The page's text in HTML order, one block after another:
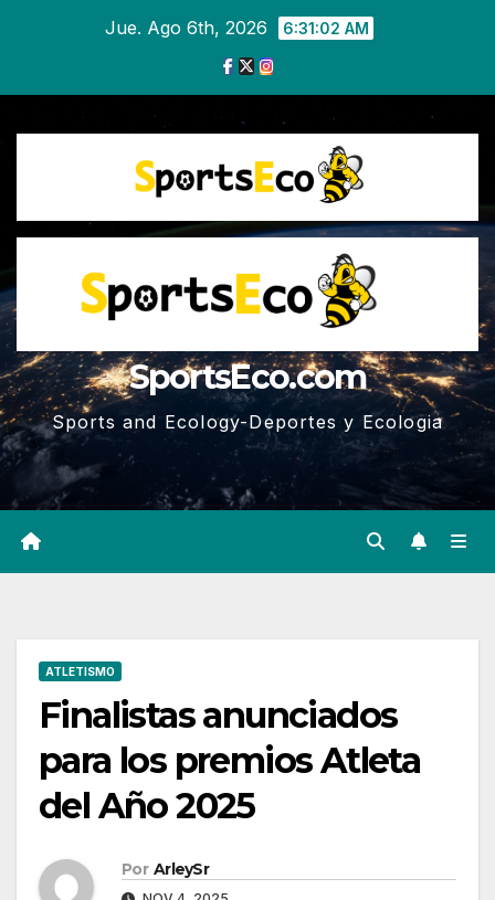
Jue. Ago 6th, 2026 6:31:03 AM
SportsEco.com
Sports and Ecology-Deportes y Ecologia
ATLETISMO
Finalistas anunciados
para los premios Atleta
del Año 2025
Por ArleySr